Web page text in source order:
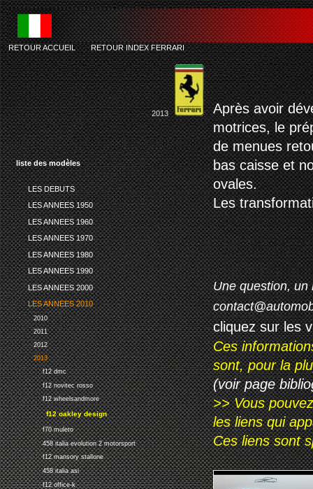
liste des modèles
LES DEBUTS
LES ANNEES 1950
LES ANNEES 1960
LES ANNEES 1970
LES ANNEES 1980
LES ANNEES 1990
LES ANNEES 2000
LES ANNEES 2010
2010
2011
2012
2013
f12 dmc
f12 novitec rosso
f12 wheelsandmore
f12 oakley design
f70 muleto
458 italia evolution 2 motorsport
f12 mansory stallone
458 italia asi
f12 office-k
RETOUR ACCUEIL-RETOUR INDEX FERRARI
2013
Après avoir
motrices, le
de menues
bas caisse et
ovales.
Les
Une question, un
cliquez sur les
Ces
sont, pour la
(voir page
>> Vous
les liens qui
Ces liens sont